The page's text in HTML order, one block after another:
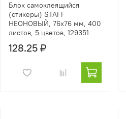
Блок самоклеящийся
(стикеры) STAFF
НЕОНОВЫЙ, 76х76 мм, 400
листов, 5 цветов, 129351
128.25 ₽